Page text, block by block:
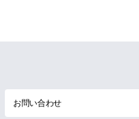
お問い合わせ